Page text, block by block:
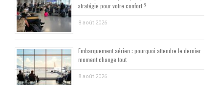
stratégie pour votre confort ?
8 août 2026
Embarquement aérien : pourquoi attendre le dernier
moment change tout
8 août 2026